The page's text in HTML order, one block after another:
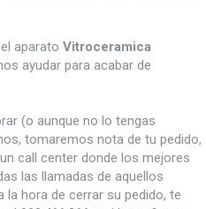
aparato Vitroceramica
ayudar para acabar de
(o aunque no lo tengas
tomaremos nota de tu pedido,
call center donde los mejores
las llamadas de aquellos
hora de cerrar su pedido, te